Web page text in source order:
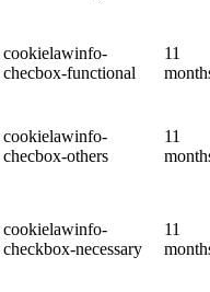
cookielawinfo-
checbox-functional
11
cookielawinfo-
checbox-others
11
cookielawinfo-
checkbox-necessary
11